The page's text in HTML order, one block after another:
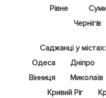
Рівне
Чернігів
Саджанці у містах:
Одеса
Дніпро
Вінниця
Миколаїв
Кривий Ріг